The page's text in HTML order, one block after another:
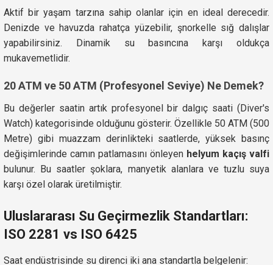
Aktif bir yaşam tarzına sahip olanlar için en ideal derecedir.
Denizde ve havuzda rahatça yüzebilir, şnorkelle sığ dalışlar
yapabilirsiniz. Dinamik su basıncına karşı oldukça
mukavemetlidir.
20 ATM ve 50 ATM (Profesyonel Seviye) Ne Demek?
Bu değerler saatin artık profesyonel bir dalgıç saati (Diver's
Watch) kategorisinde olduğunu gösterir. Özellikle 50 ATM (500
Metre) gibi muazzam derinlikteki saatlerde, yüksek basınç
değişimlerinde camın patlamasını önleyen helyum kaçış valfi
bulunur. Bu saatler şoklara, manyetik alanlara ve tuzlu suya
karşı özel olarak üretilmiştir.
Uluslararası Su Geçirmezlik Standartları:
ISO 2281 vs ISO 6425
Saat endüstrisinde su direnci iki ana standartla belgelenir: